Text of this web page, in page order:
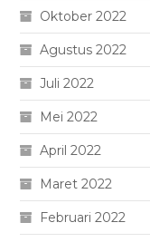
Oktober 2022
Agustus 2022
Juli 2022
Mei 2022
April 2022
Maret 2022
Februari 2022